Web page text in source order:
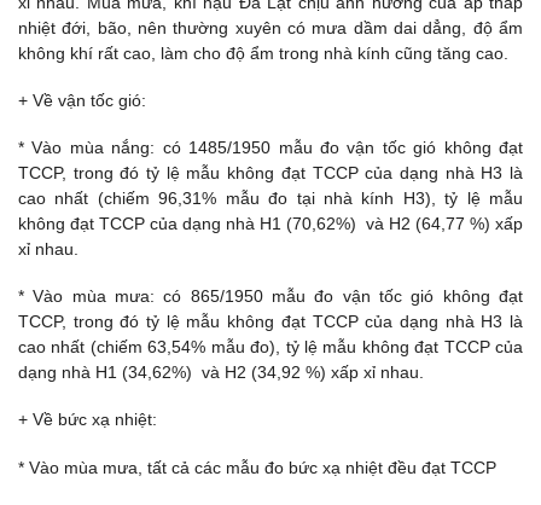
nhiệt đới, bão, nên thường xuyên có mưa dầm dai dẳng, độ ẩm
không khí rất cao, làm cho độ ẩm trong nhà kính cũng tăng cao.
+ Về vận tốc gió:
* Vào mùa nắng: có 1485/1950 mẫu đo vận tốc gió không đạt
TCCP, trong đó tỷ lệ mẫu không đạt TCCP của dạng nhà H3 là
cao nhất (chiếm 96,31% mẫu đo tại nhà kính H3), tỷ lệ mẫu
không đạt TCCP của dạng nhà H1 (70,62%) và H2 (64,77 %) xấp
xỉ nhau.
* Vào mùa mưa: có 865/1950 mẫu đo vận tốc gió không đạt
TCCP, trong đó tỷ lệ mẫu không đạt TCCP của dạng nhà H3 là
cao nhất (chiếm 63,54% mẫu đo), tỷ lệ mẫu không đạt TCCP của
dạng nhà H1 (34,62%) và H2 (34,92 %) xấp xỉ nhau.
+ Về bức xạ nhiệt:
* Vào mùa mưa, tất cả các mẫu đo bức xạ nhiệt đều đạt TCCP